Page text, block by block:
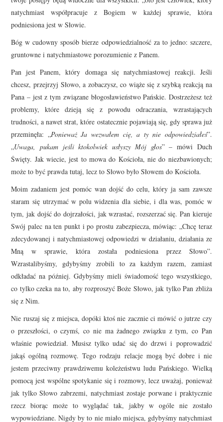
natychmiast współpracuje z Bogiem w każdej sprawie, która
podniesiona jest w Słowie.
Bóg w cudowny sposób bierze odpowiedzialność za to jedno: szczere,
gruntowne i natychmiastowe porozumienie z Panem.
Pan jest Panem, który domaga się natychmiastowej reakcji. Jeśli
chcesz, przejrzyj Słowo, a zobaczysz, co wiąże się z szybką reakcją na
Pana – jest z tym związane błogosławieństwo Pańskie. Dostrzeżesz też
problemy, które dzieją się z powodu odraczania, wzrastających
trudności, a nawet strat, które ostatecznie pojawiają się, gdy sprawa już
przeminęła: „Ponieważ Ja wezwałem cię, a ty nie odpowiedziałeś”.
„Uwaga, pukam jeśli ktokolwiek usłyszy Mój głos” – mówi Duch
Święty. Jak wiecie, jest to mowa do Kościoła, nie do niezbawionych;
może to być prawda tutaj, lecz to Słowo było Słowem do Kościoła.
Moim zadaniem jest pomóc wan dojść do celu, który ja sam zawsze
staram się utrzymać w polu widzenia dla siebie, i dla was, pomóc w
tym, jak dojść do dojrzałości, jak wzrastać, rozszerzać się. Pan kieruje
Swój palec na ten punkt i po prostu zabezpiecza, mówiąc: „Chcę teraz
zdecydowanej i natychmiastowej odpowiedzi w działaniu, działania ze
Mną w sprawie, która została podniesiona przez Słowo”.
Wzrastalibyśmy, gdybyśmy zrobili to za każdym razem, zamiast
odkładać na później. Gdybyśmy mieli świadomość tego wszystkiego,
co tylko czeka na to, aby rozproszyć Boże Słowo, jak tylko Pan zbliża
się z Nim.
Nie ruszaj się z miejsca, dopóki ktoś nie zacznie ci mówić o jutrze czy
o przeszłości, o czymś, co nie ma żadnego związku z tym, co Pan
właśnie powiedział. Musisz tylko udać się do drzwi i poprowadzić
jakąś ogólną rozmowę. Tego rodzaju relacje mogą być dobre i nie
jestem przeciwny prawdziwemu koleżeństwu ludu Pańskiego. Wielką
pomocą jest wspólne spotykanie się i rozmowy, lecz uważaj, ponieważ
jak tylko Słowo zabrzemi, natychmiast zostaje porwane i praktycznie
rzecz biorąc może to wyglądać tak, jakby w ogóle nie zostało
wypowiedziane. Nigdy by to nie miało miejsca, gdybyśmy natychmiast